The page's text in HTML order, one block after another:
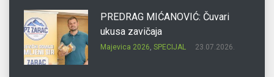
PREDRAG MIĆANOVIĆ: Čuvari
ukusa zavičaja
Majevica 2026, SPECIJAL 23.07.2026.